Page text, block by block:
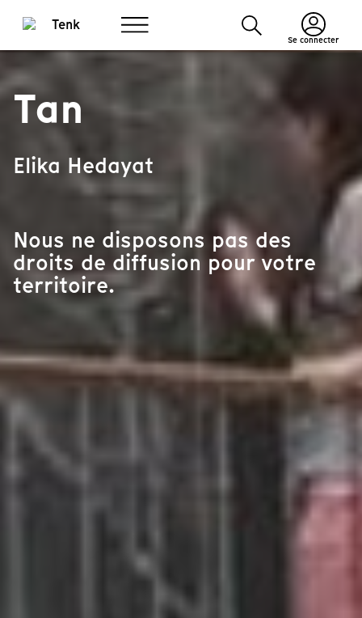
Se connecter
Tan
Elika Hedayat
Nous ne disposons pas des
droits de diffusion pour votre
territoire.